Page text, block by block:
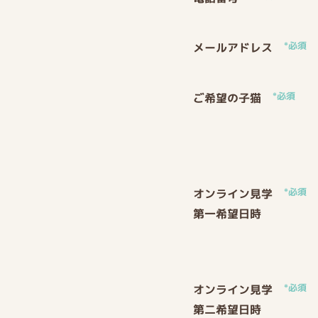
メールアドレス *必須
ご希望の子猫 *必須
オンライン見学
第一希望日時
*必須
オンライン見学
第二希望日時
*必須